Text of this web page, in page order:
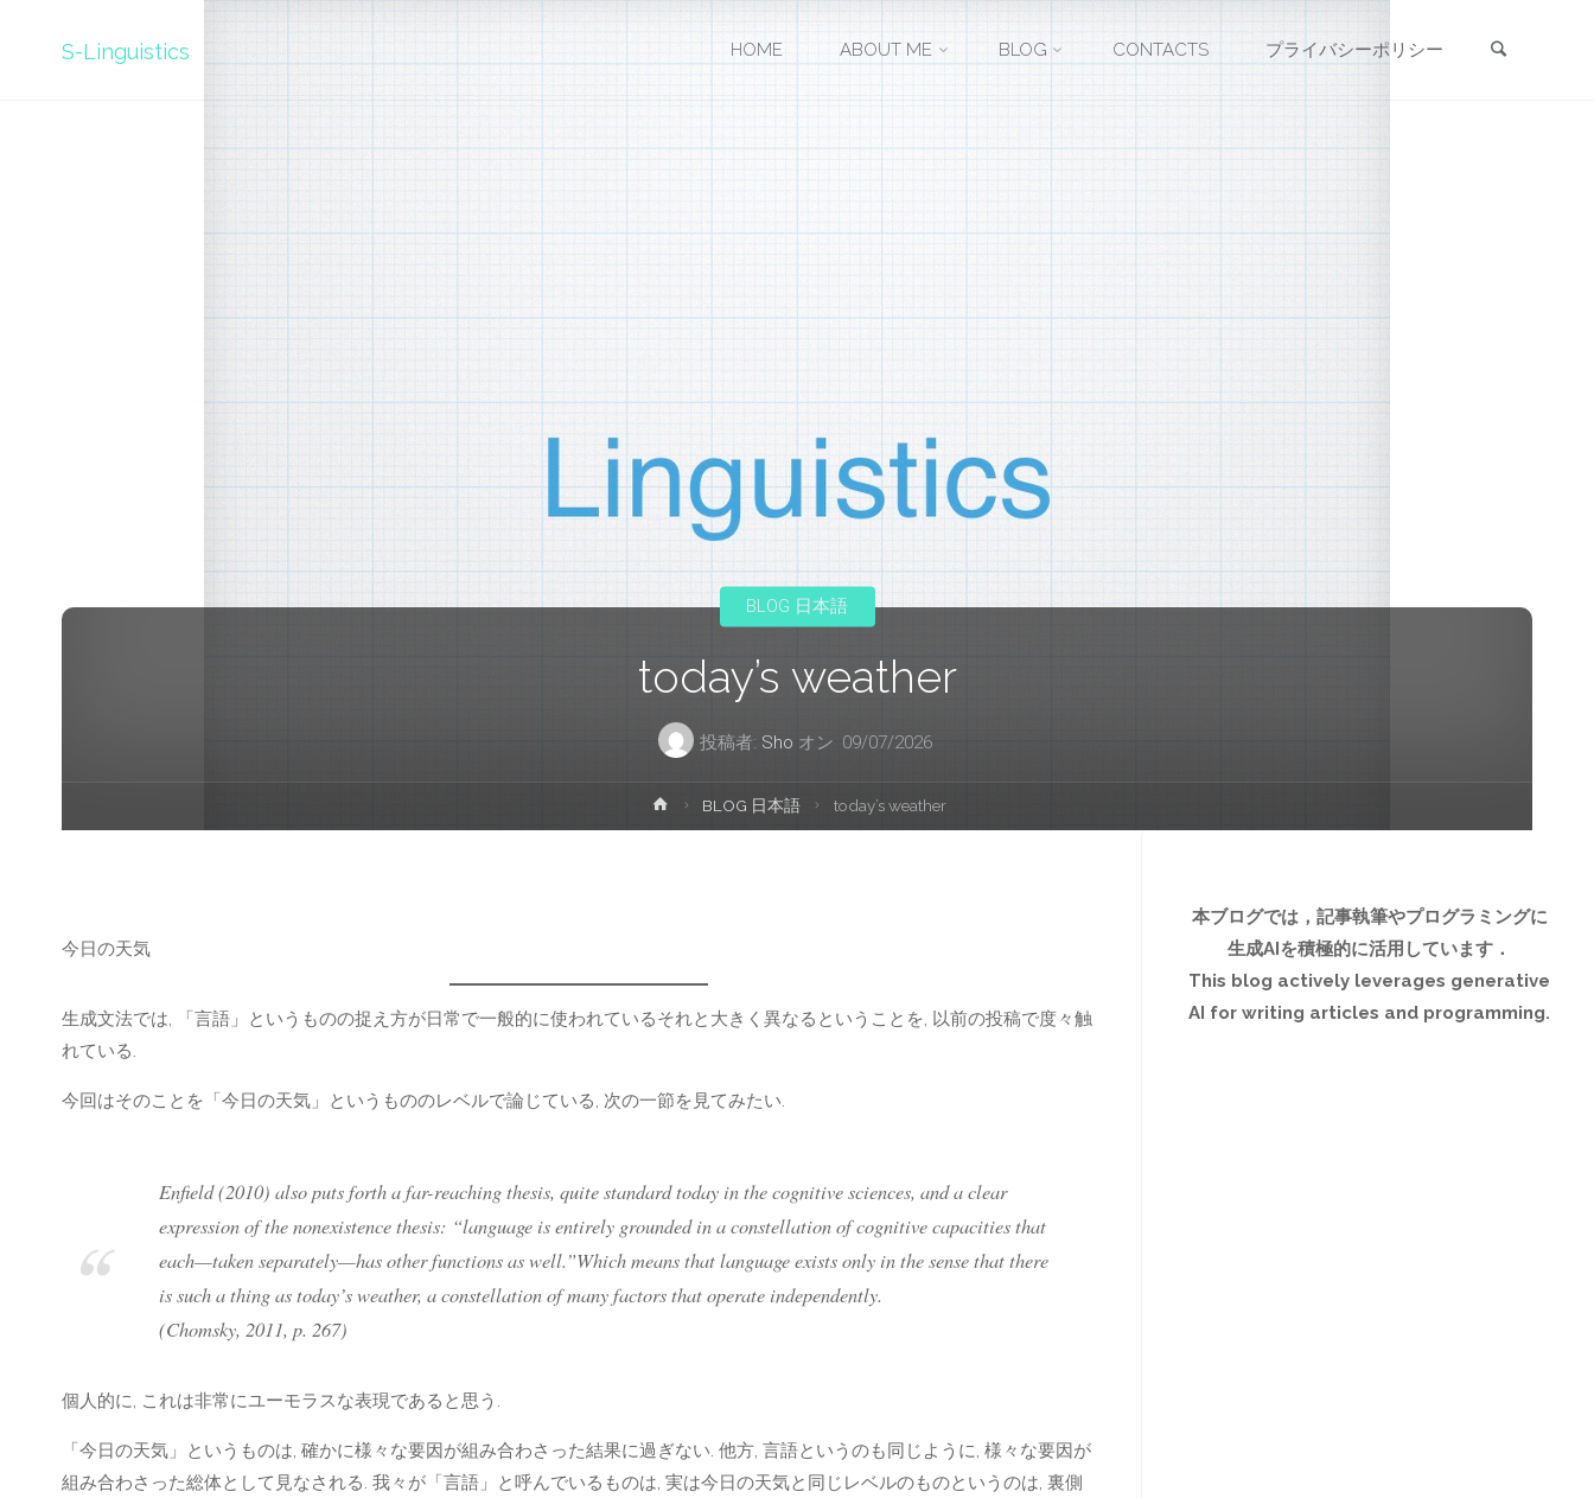
S-Linguistics
テ
ス
キ
ッ
プ
HOME ABOUT ME BLOG CONTACTS プライバシーポリシー
today’s weather
投稿者: Sho オン 09/07/2026
BLOG 日本語
ホ
ー
BLOG 日本語 today’s weather
今日の天気
生成文法では, 「言語」というものの捉え方が日常で一般的に使われているそれと大きく異なるということを, 以前の投稿で度々触
れている.
今回はそのことを「今日の天気」というもののレベルで論じている, 次の一節を見てみたい.
Enfield (2010) also puts forth a far-reaching thesis, quite standard today in the cognitive sciences, and a clear
expression of the nonexistence thesis: “language is entirely grounded in a constellation of cognitive capacities that
each—taken separately—has other functions as well.”Which means that language exists only in the sense that there
is such a thing as today’s weather, a constellation of many factors that operate independently.
(Chomsky, 2011, p. 267)
個人的に, これは非常にユーモラスな表現であると思う.
「今日の天気」というものは, 確かに様々な要因が組み合わさった結果に過ぎない. 他方, 言語というのも同じように, 様々な要因が
組み合わさった総体として見なされる. 我々が「言語」と呼んでいるものは, 実は今日の天気と同じレベルのものというのは, 裏側
本ブログでは，記事執筆やプログラミングに
生成AIを積極的に活用しています．
This blog actively leverages generative
AI for writing articles and programming.